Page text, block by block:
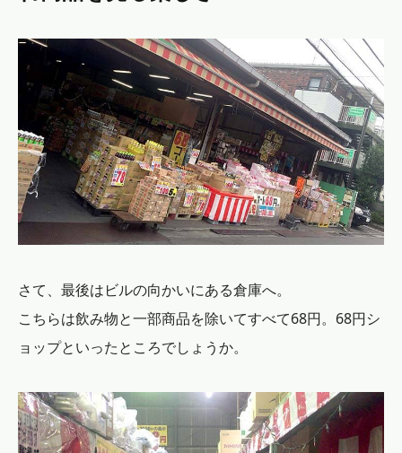
さて、最後はビルの向かいにある倉庫へ。
こちらは飲み物と一部商品を除いてすべて68円。68円シ
ョップといったところでしょうか。